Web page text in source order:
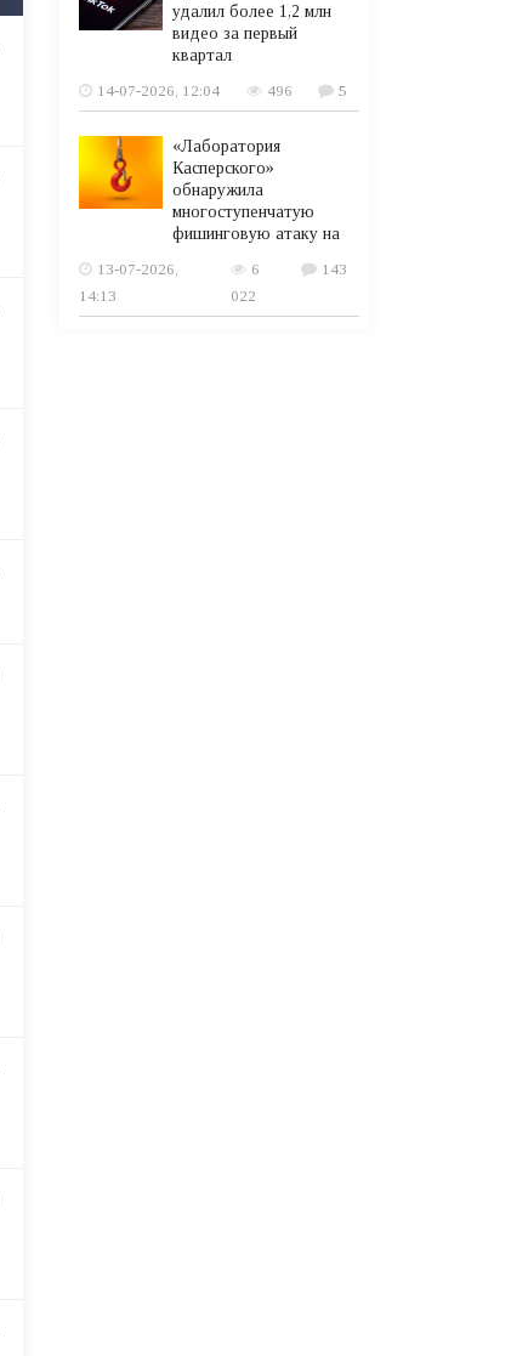
удалил более 1,2 млн
видео за первый
квартал
14-07-2026, 12:04
496 5
«Лаборатория
Касперского»
обнаружила
многоступенчатую
фишинговую атаку на
13-07-2026,
14:13
6
022
143